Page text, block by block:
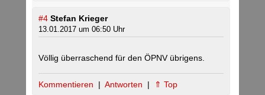
#4 Stefan Krieger
13.01.2017 um 06:50 Uhr
Völlig überraschend für den ÖPNV übrigens.
Kommentieren | Antworten | ⇑ Top